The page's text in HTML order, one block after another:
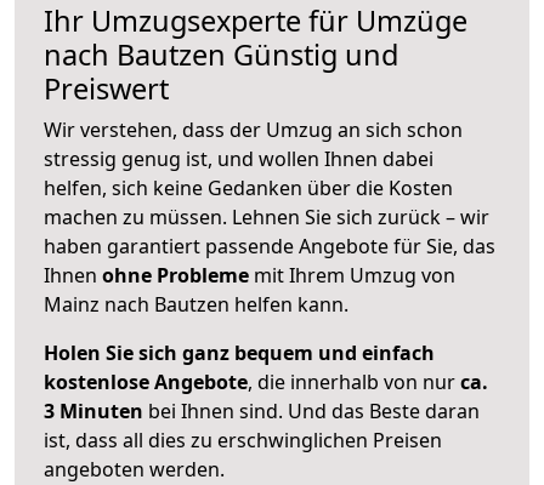
Ihr Umzugsexperte für Umzüge
nach Bautzen Günstig und
Preiswert
Wir verstehen, dass der Umzug an sich schon
stressig genug ist, und wollen Ihnen dabei
helfen, sich keine Gedanken über die Kosten
machen zu müssen. Lehnen Sie sich zurück – wir
haben garantiert passende Angebote für Sie, das
Ihnen ohne Probleme mit Ihrem Umzug von
Mainz nach Bautzen helfen kann.
Holen Sie sich ganz bequem und einfach
kostenlose Angebote, die innerhalb von nurca.
3 Minuten bei Ihnen sind. Und das Beste daran
ist, dass all dies zu erschwinglichen Preisen
angeboten werden.